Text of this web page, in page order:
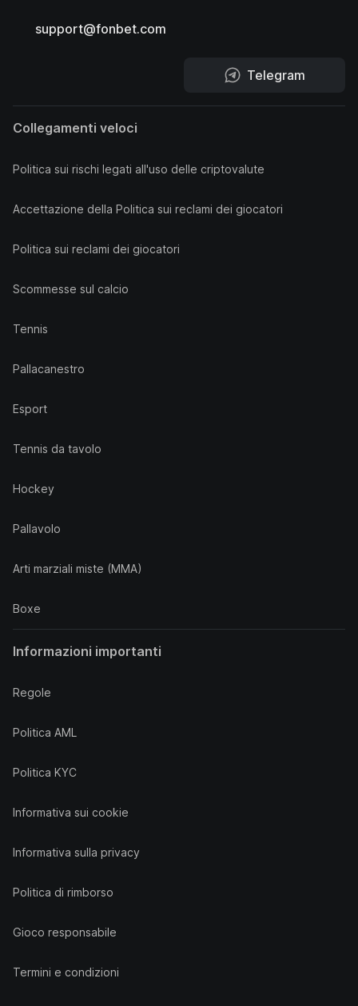
support@fonbet.com
Telegram
Collegamenti veloci
Politica sui rischi legati all'uso delle criptovalute
Accettazione della Politica sui reclami dei giocatori
Politica sui reclami dei giocatori
Scommesse sul calcio
Tennis
Pallacanestro
Esport
Tennis da tavolo
Hockey
Pallavolo
Arti marziali miste (MMA)
Boxe
Informazioni importanti
Regole
Politica AML
Politica KYC
Informativa sui cookie
Informativa sulla privacy
Politica di rimborso
Gioco responsabile
Termini e condizioni